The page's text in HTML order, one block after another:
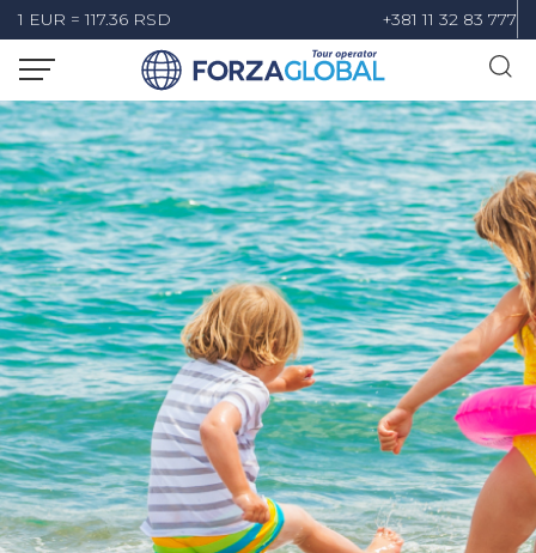
+381 11 32 83 777
1 EUR = 117.36 RSD